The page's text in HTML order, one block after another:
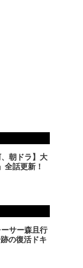
、朝ドラ】大
全話更新！
サー森且行
の復活ドキ